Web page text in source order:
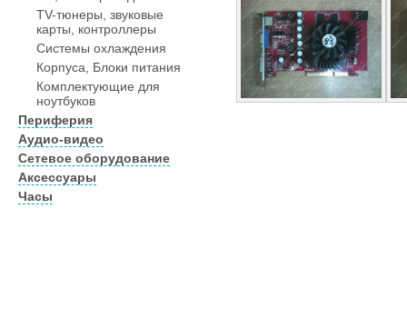
TV-тюнеры, звуковые
карты, контроллеры
Системы охлаждения
Корпуса, Блоки питания
Комплектующие для
ноутбуков
Периферия
Аудио-видео
Сетевое оборудование
Аксессуары
Часы